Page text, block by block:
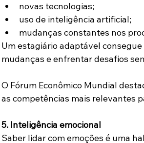
novas tecnologias;
uso de inteligência artificial;
mudanças constantes nos
Um estagiário adaptável
mudanças e enfrentar desafios
O Fórum Econômico Mundial
as competências mais relevantes
5. Inteligência emocional
Saber lidar com emoções é uma